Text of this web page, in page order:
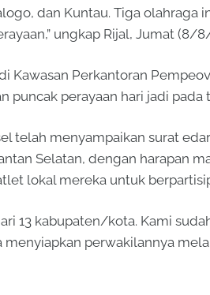
dan Kuntau. Tiga olahraga
ungkap Rijal, Jumat (8/
Kawasan Perkantoran
puncak perayaan hari jadi pada
telah menyampaikan surat
Selatan, dengan harapan
lokal mereka untuk
13 kabupaten/kota. Kami
perwakilannya